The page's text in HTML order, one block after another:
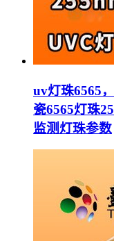
uv灯珠6565
瓷6565灯珠
监测灯珠参数